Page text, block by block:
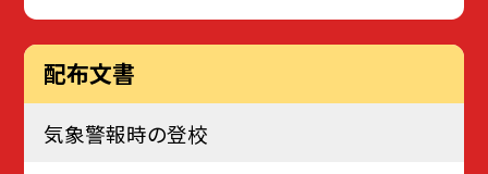
配布文書
気象警報時の登校